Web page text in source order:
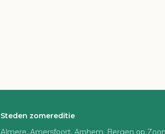
Steden zomereditie
Almere, Amersfoort, Arnhem, Bergen op